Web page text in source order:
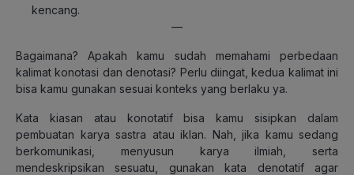
kencang.
—
Bagaimana? Apakah kamu sudah memahami perbedaan
kalimat konotasi dan denotasi? Perlu diingat, kedua kalimat ini
bisa kamu gunakan sesuai konteks yang berlaku ya.
Kata kiasan atau konotatif bisa kamu sisipkan dalam
pembuatan karya sastra atau iklan. Nah, jika kamu sedang
berkomunikasi, menyusun karya ilmiah, serta
mendeskripsikan sesuatu, gunakan kata denotatif agar